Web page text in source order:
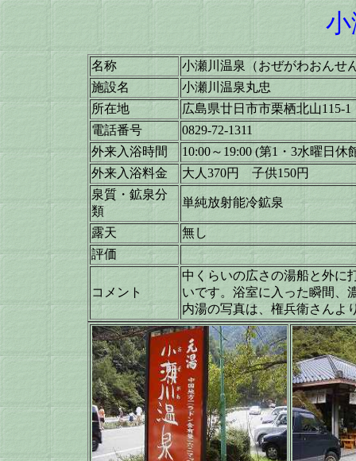
名称
小瀬川温泉（おぜがわおんせ
施設名
小瀬川温泉丸忠
所在地
広島県廿日市市栗栖北山115-1
電話番号
0829-72-1311
外来入浴時間
10:00～19:00 (第1・3水曜日休
外来入浴料金
大人370円 子供150円
泉質・鉱泉分
類
単純放射能冷鉱泉
露天
無し
評価
コメント
中くらいの広さの湯船と外に
いです。浴室に入った瞬間、
内湯の写真は、権兵衛さんよ